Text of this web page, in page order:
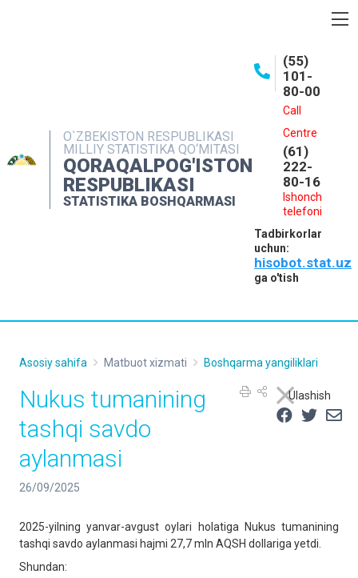
O`ZBEKISTON RESPUBLIKASI
MILLIY STATISTIKA QO‘MITASI
QORAQALPOG'ISTON
RESPUBLIKASI
STATISTIKA BOSHQARMASI
(55)
101-
80-00
Call
Centre
(61)
222-
80-16
Ishonch
telefoni
Tadbirkorlar
uchun:
hisobot.stat.uz
ga o'tish
INTERAKTIV XIZMATLAR
MATBUOT XIZMATI
MUROJAATLAR
Asosiy sahifa Matbuot xizmati Boshqarma yangiliklari
Ulashish
Nukus tumanining
tashqi savdo
aylanmasi
26/09/2025
2025-yilning yanvar-avgust oylari holatiga Nukus tumanining
tashqi savdo aylanmasi hajmi 27,7 mln AQSH dollariga yetdi.
Shundan: